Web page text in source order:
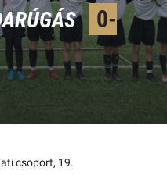
0-
csoport, 19.